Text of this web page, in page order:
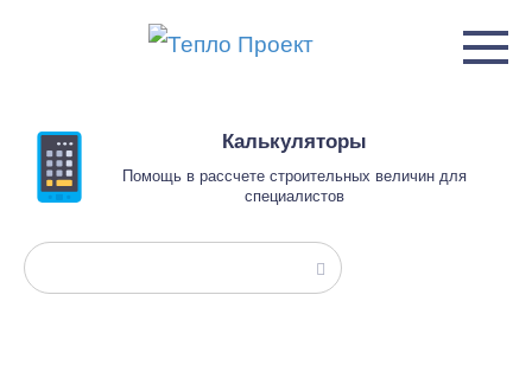
Калькуляторы
Помощь в рассчете строительных величин для
специалистов
Поиск: